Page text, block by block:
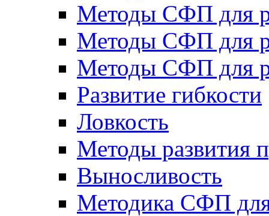
Методы СФП для
Методы СФП для
Методы СФП для
Развитие гибкости
Ловкость
Методы развития
Выносливость
Методика СФП для